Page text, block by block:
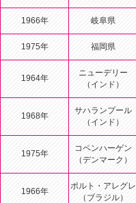
1966年 岐阜県
1975年 福岡県
1964年
ニューデリー
（インド）
1968年
サハランプール
（インド）
1975年
コペンハーゲン
（デンマーク）
1966年
ポルト・アレグレ
（ブラジル）